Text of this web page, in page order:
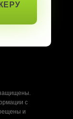
защищены.
с
и